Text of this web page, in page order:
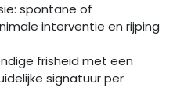
spontane of
interventie en rijping
frisheid met een
signatuur per